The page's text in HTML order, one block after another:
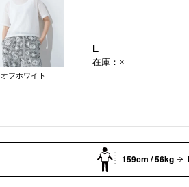
オフホワイト
L
在庫：×
159cm / 56kg